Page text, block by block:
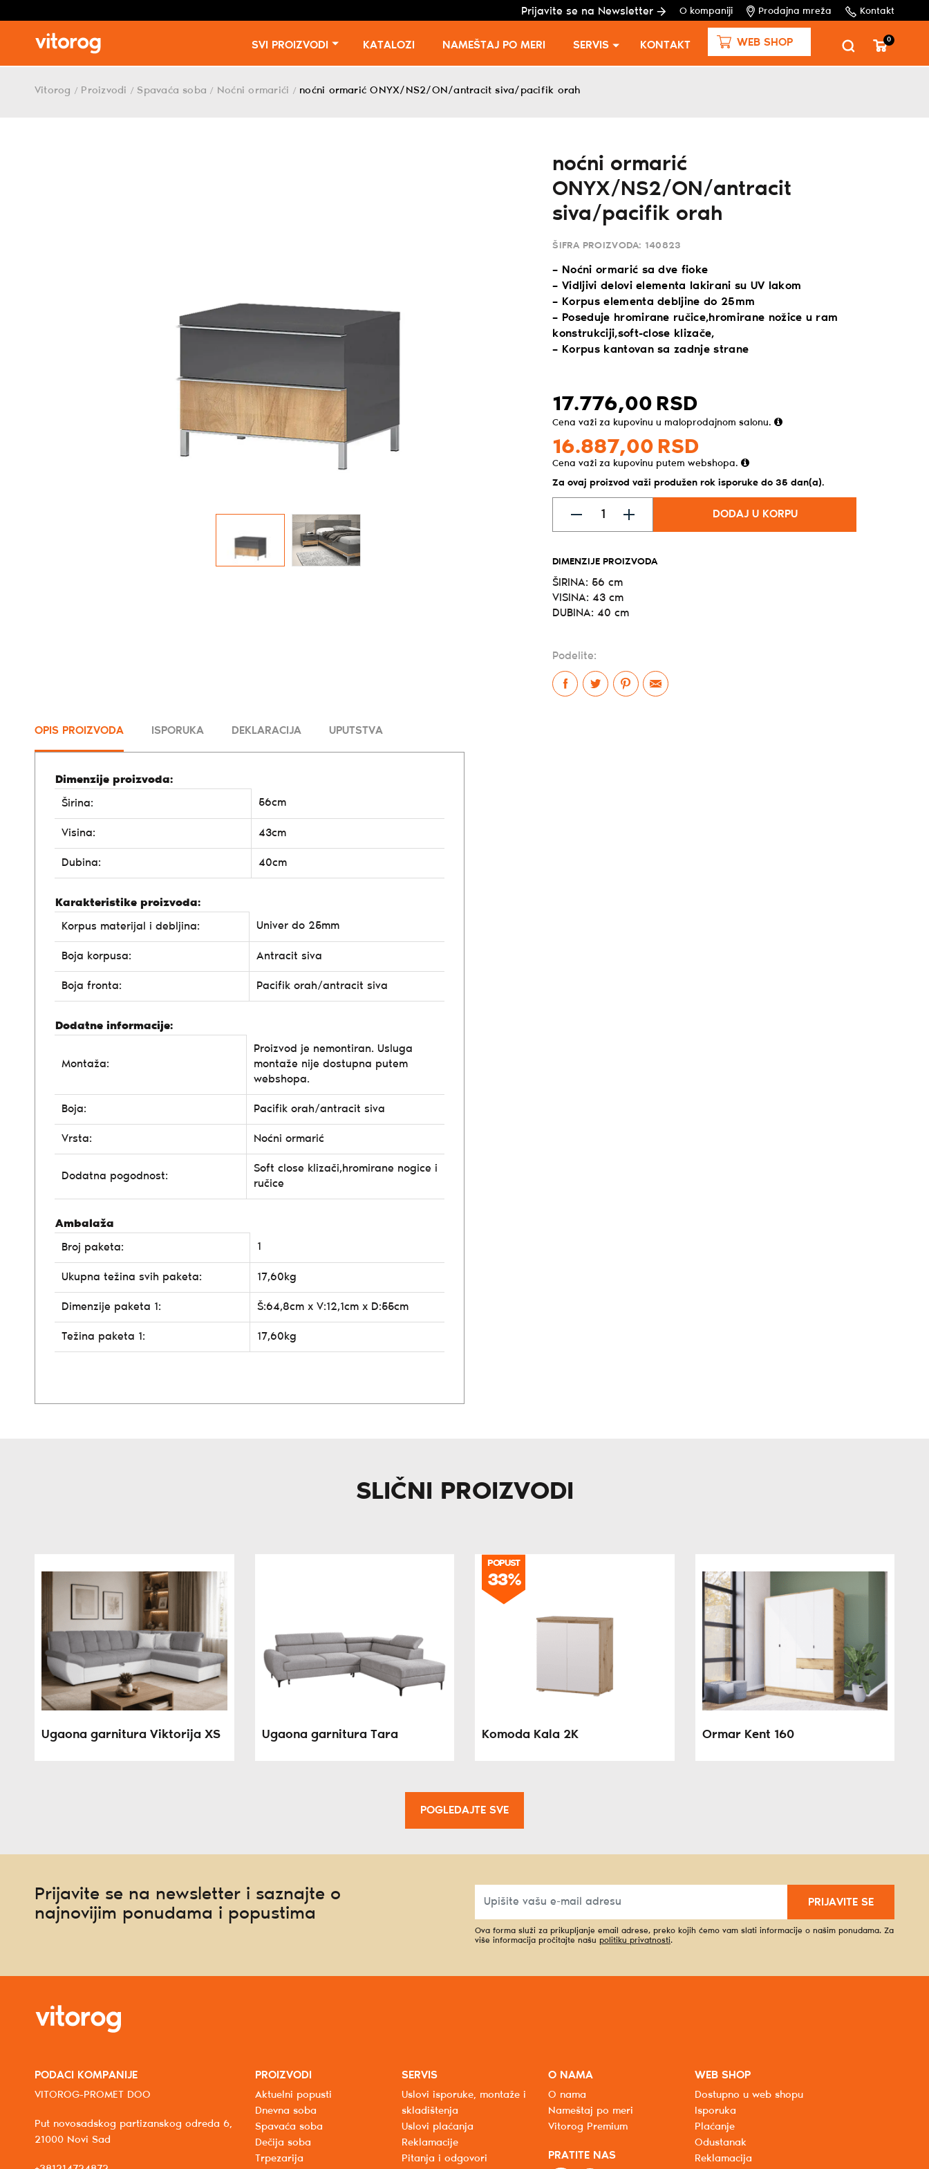
Prijavite se na Newsletter O kompaniji Prodajna mreža Kontakt
SVI PROIZVODI KATALOZI NAMEŠTAJ PO MERI SERVIS KONTAKT WEB SHOP 0
Vitorog / Proizvodi / Spavaća soba / Noćni ormarići / noćni ormarić ONYX/NS2/ON/antracit siva/pacifik orah
noćni ormarić
ONYX/NS2/ON/antracit
siva/pacifik orah
ŠIFRA PROIZVODA: 140823
– Noćni ormarić sa dve fioke
– Vidljivi delovi elementa lakirani su UV lakom
– Korpus elementa debljine do 25mm
– Poseduje hromirane ručice,hromirane nožice u ram
konstrukciji,soft-close klizače,
– Korpus kantovan sa zadnje strane
17.776,00 RSD
Cena važi za kupovinu u maloprodajnom salonu.
16.887,00 RSD
Cena važi za kupovinu putem webshopa.
Za ovaj proizvod važi produžen rok isporuke do 35 dan(a).
DODAJ U KORPU
DIMENZIJE PROIZVODA
ŠIRINA: 56 cm
VISINA: 43 cm
DUBINA: 40 cm
Podelite:
OPIS PROIZVODA ISPORUKA DEKLARACIJA UPUTSTVA
Dimenzije proizvoda:
Širina:
56cm
Visina: 43cm
Dubina: 40cm
Karakteristike proizvoda:
Korpus materijal i debljina:
Univer do 25mm
Boja korpusa: Antracit siva
Boja fronta: Pacifik orah/antracit siva
Dodatne informacije:
Montaža:
Proizvod je nemontiran. Usluga
montaže nije dostupna putem
webshopa.
Boja: Pacifik orah/antracit siva
Vrsta: Noćni ormarić
Dodatna pogodnost:
Soft close klizači,hromirane nogice i
ručice
Ambalaža
Broj paketa:
1
Ukupna težina svih paketa: 17,60kg
Dimenzije paketa 1: Š:64,8cm x V:12,1cm x D:55cm
Težina paketa 1: 17,60kg
SLIČNI PROIZVODI
Ugaona garnitura Viktorija XS Ugaona garnitura Tara
POPUST
33%
Komoda Kala 2K Ormar Kent 160
POGLEDAJTE SVE
Prijavite se na newsletter i saznajte o
najnovijim ponudama i popustima
PRIJAVITE SE
Ova forma služi za prikupljanje email adrese, preko kojih ćemo vam slati informacije o našim ponudama. Za
više informacija pročitajte našu politiku privatnosti.
PODACI KOMPANIJE
VITOROG-PROMET DOO
Put novosadskog partizanskog odreda 6,
21000 Novi Sad
PROIZVODI
Aktuelni popusti
Dnevna soba
Spavaća soba
Dečija soba
Trpezarija
SERVIS
Uslovi isporuke, montaže i
skladištenja
Uslovi plaćanja
Reklamacije
Pitanja i odgovori
O NAMA
O nama
Nameštaj po meri
Vitorog Premium
PRATITE NAS
WEB SHOP
Dostupno u web shopu
Isporuka
Plaćanje
Odustanak
Reklamacija